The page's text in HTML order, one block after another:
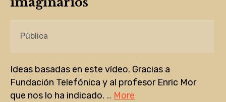
Pública
Ideas basadas en este vídeo. Gracias a
Fundación Telefónica y al profesor Enric Mor
que nos lo ha indicado. … More